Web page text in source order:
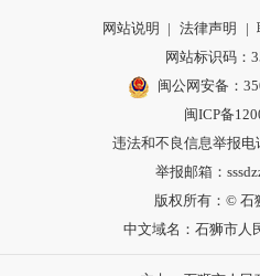
网站说明 | 法律声明 |
网站标识码：
闽公网安备：
闽ICP备
违法和不良信息举报电
举报邮箱：
版权所有：© 石
中文域名：石狮市人